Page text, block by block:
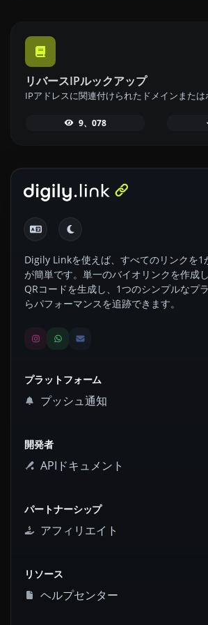
リバースIPルックアップ
9、078
Digily Linkを使えば、すべてのリンクを1
が簡単です。単一のバイオリンクを作成し
QRコードを生成し、1つのシンプルなプ
らパフォーマンスを追跡できます。
プラットフォーム
プッシュ通知
開発者
APIドキュメント
パートナーシップ
アフィリエイト
リソース
ヘルプセンター